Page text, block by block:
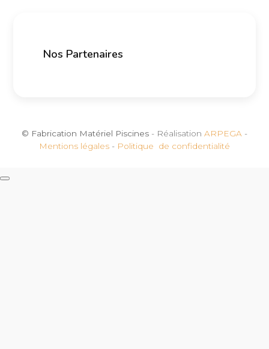
Nos Partenaires
© Fabrication Matériel Piscines - Réalisation ARPEGA -
Mentions légales - Politique de confidentialité